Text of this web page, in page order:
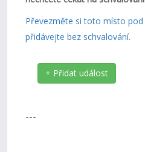
Převezměte si toto místo pod
přidávejte bez schvalování.
+ Přidat událost
---